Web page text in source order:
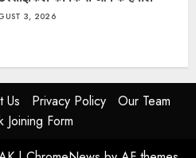
3, 2026
Us Privacy Policy
Our Team
Joining Form